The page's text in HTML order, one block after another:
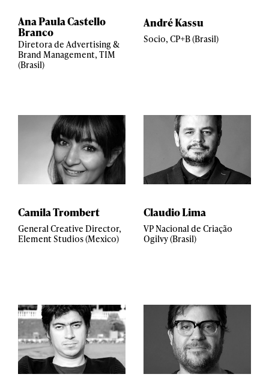
Ana Paula Castello
Branco
Diretora de Advertising &
Brand Management, TIM
(Brasil)
André Kassu
Socio, CP+B (Brasil)
Camila Trombert
General Creative Director,
Element Studios (Mexico)
Claudio Lima
VP Nacional de Criação
Ogilvy (Brasil)